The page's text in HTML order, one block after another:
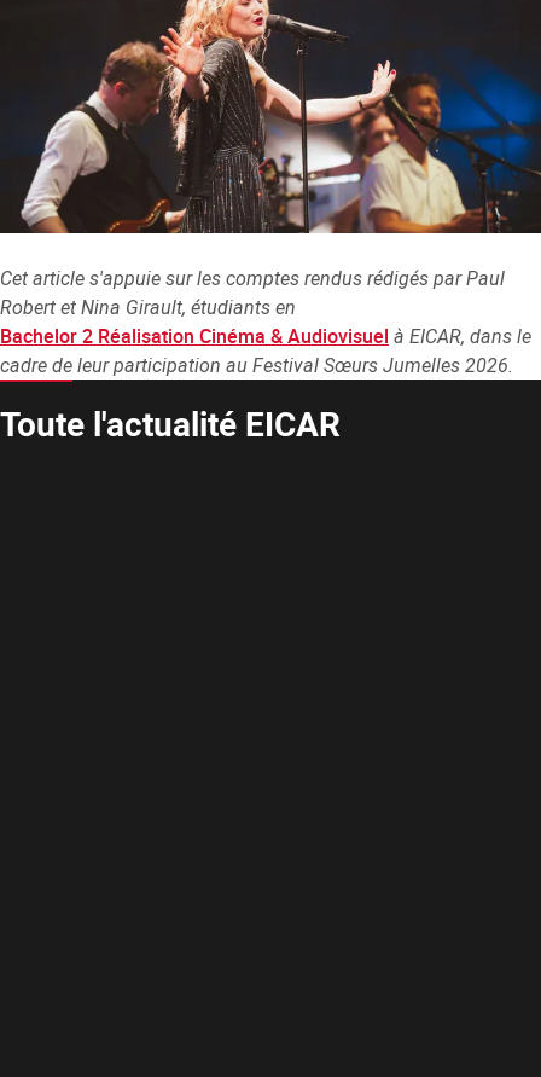
Cet article s'appuie sur les comptes rendus rédigés par Paul
Robert et Nina Girault, étudiants en
Bachelor 2 Réalisation Cinéma & Audiovisuel à EICAR, dans le
cadre de leur participation au Festival Sœurs Jumelles 2026.
Toute l'actualité EICAR